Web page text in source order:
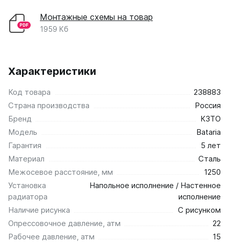
Монтажные схемы на товар
1959 Кб
Характеристики
Код товара
238883
Страна производства
Россия
Бренд
КЗТО
Модель
Bataria
Гарантия
5 лет
Материал
Сталь
Межосевое расстояние, мм
1250
Установка
радиатора
Напольное исполнение / Настенное
исполнение
Наличие рисунка
С рисунком
Опрессовочное давление, атм
22
Рабочее давление, атм
15